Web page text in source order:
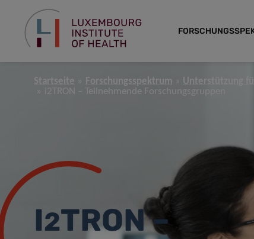
Startseite Forschungsspektrum Unterstützung
i2TRON – Teilnehmende Forschungsgruppen
I2TRON –